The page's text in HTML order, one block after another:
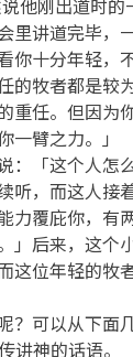
里讲道完毕，
你十分年轻，
的牧者都是较
重任。但因为
一臂之力。」
：「这个人怎
听，而这人接
力覆庇你，有
」后来，这个
这位年轻的牧
？可以从下面
讲神的话语。